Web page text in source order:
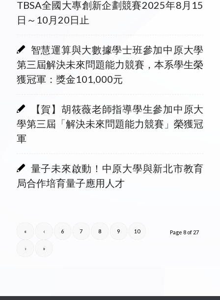
TBSA全國大專創新企劃競賽2025年8月15
日～10月20日止
智慧運算與大數據學士班參加中原大學
第三屆解決未來問題能力競賽，本系學生榮
獲冠軍：獎金101,000元
【賀】胡筱薇老師指導學生參加中原大
學第三屆「解決未來問題能力競賽」榮獲冠
軍
量子未來啟動！中原大學與新北市教育
局合作培育量子應用人才
Page 8 of 27
« ‹ 6 7 8 9 10
› »